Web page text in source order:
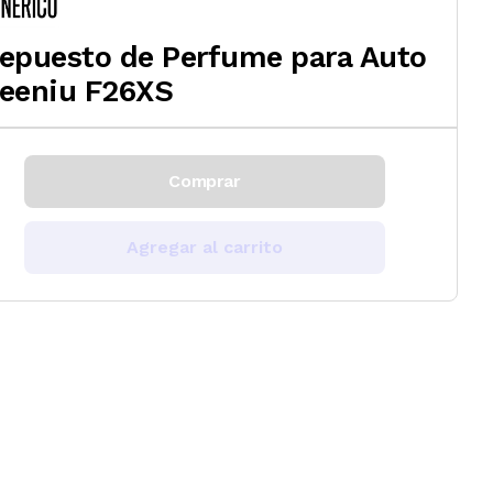
de Perfume para Auto
F26XS
Comprar
Agregar al carrito